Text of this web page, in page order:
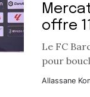
offre
Le FC
pour
Allassane